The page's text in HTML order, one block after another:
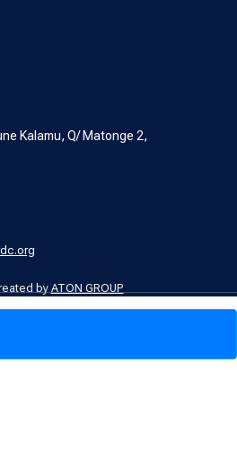
Kalamu, Q/ Matonge 2,
by ATON GROUP